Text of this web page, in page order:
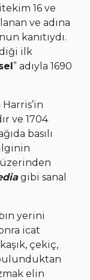
16 ve
ve adına
kanıtıydı.
ilk
” adıyla 1690
ve 1704
basılı
gibi sanal
yerini
icat
çekiç,
elin